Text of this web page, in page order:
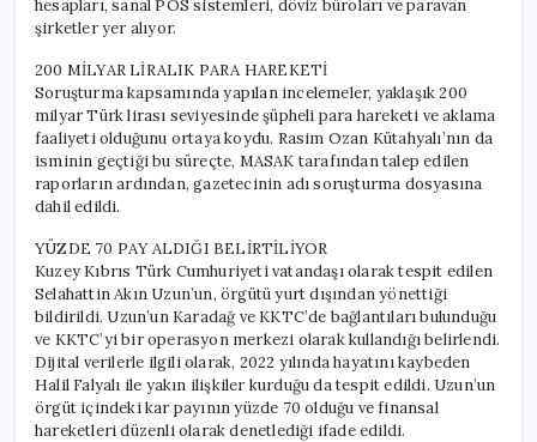
hesapları, sanal POS sistemleri, döviz büroları ve paravan
şirketler yer alıyor.
200 MİLYAR LİRALIK PARA HAREKETİ
Soruşturma kapsamında yapılan incelemeler, yaklaşık 200
milyar Türk lirası seviyesinde şüpheli para hareketi ve aklama
faaliyeti olduğunu ortaya koydu. Rasim Ozan Kütahyalı’nın da
isminin geçtiği bu süreçte, MASAK tarafından talep edilen
raporların ardından, gazetecinin adı soruşturma dosyasına
dahil edildi.
YÜZDE 70 PAY ALDIĞI BELİRTİLİYOR
Kuzey Kıbrıs Türk Cumhuriyeti vatandaşı olarak tespit edilen
Selahattin Akın Uzun’un, örgütü yurt dışından yönettiği
bildirildi. Uzun’un Karadağ ve KKTC’de bağlantıları bulunduğu
ve KKTC’yi bir operasyon merkezi olarak kullandığı belirlendi.
Dijital verilerle ilgili olarak, 2022 yılında hayatını kaybeden
Halil Falyalı ile yakın ilişkiler kurduğu da tespit edildi. Uzun’un
örgüt içindeki kar payının yüzde 70 olduğu ve finansal
hareketleri düzenli olarak denetlediği ifade edildi.